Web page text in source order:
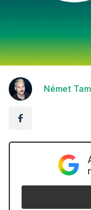
Német